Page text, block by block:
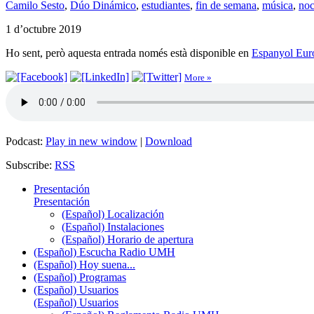
Camilo Sesto, Dúo Dinámico, estudiantes, fin de semana, música,
1 d’octubre 2019
Ho sent, però aquesta entrada només està disponible en Espanyol
More »
Podcast: Play in new window | Download
Subscribe: RSS
Presentación
Presentación
(Español) Localización
(Español) Instalaciones
(Español) Horario de apertura
(Español) Escucha Radio UMH
(Español) Hoy suena...
(Español) Programas
(Español) Usuarios
(Español) Usuarios